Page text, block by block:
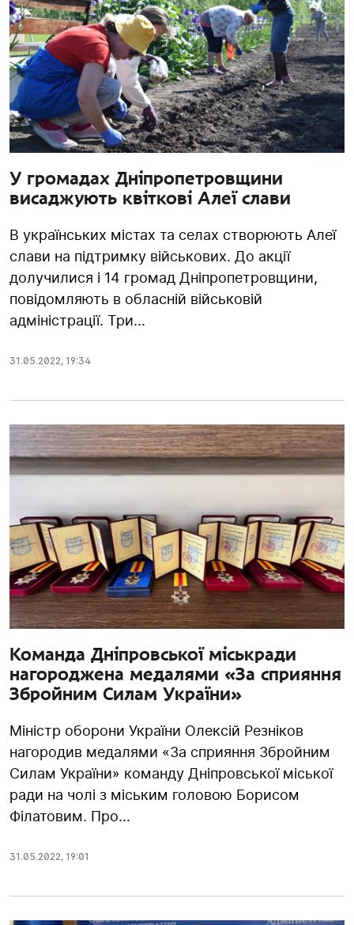
У громадах Дніпропетровщини
висаджують квіткові Алеї слави
В українських містах та селах створюють Алеї
слави на підтримку військових. До акції
долучилися і 14 громад Дніпропетровщини,
повідомляють в обласній військовій
адміністрації. Три...
31.05.2022, 19:34
Команда Дніпровської міськради
нагороджена медалями «За сприяння
Збройним Силам України»
Міністр оборони України Олексій Резніков
нагородив медалями «За сприяння Збройним
Силам України» команду Дніпровської міської
ради на чолі з міським головою Борисом
Філатовим. Про...
31.05.2022, 19:01